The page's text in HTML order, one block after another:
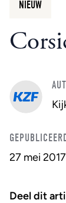
NIEUW
27 mei 2017
Deel dit